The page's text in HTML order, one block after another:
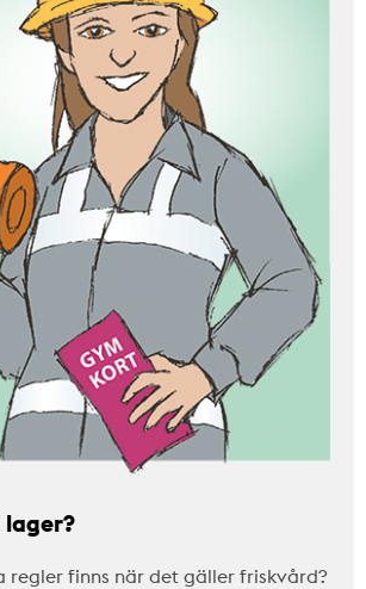
lager?
regler finns när det gäller friskvård?